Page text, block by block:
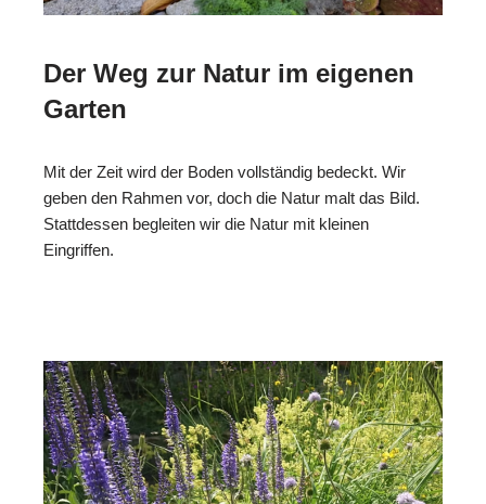
Der Weg zur Natur im eigenen
Garten
Mit der Zeit wird der Boden vollständig bedeckt. Wir
geben den Rahmen vor, doch die Natur malt das Bild.
Stattdessen begleiten wir die Natur mit kleinen
Eingriffen.